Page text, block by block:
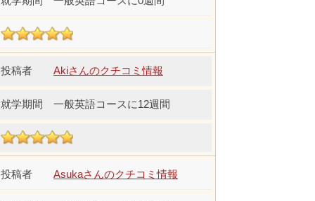
Akiさんのクチコミ情報
一般英語コースに12週間
Asukaさんのクチコミ情報